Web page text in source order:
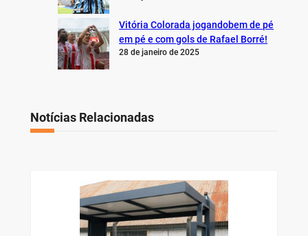
Vitória Colorada jogandobem de pé
em pé e com gols de Rafael Borré!
28 de janeiro de 2025
Notícias Relacionadas